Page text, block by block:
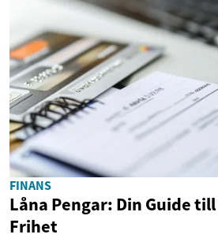
FINANS
Låna Pengar: Din Guide
Frihet